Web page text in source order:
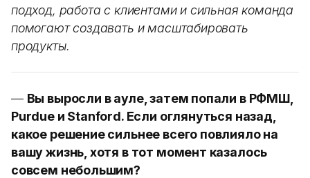
подход, работа с клиентами и сильная команда
помогают создавать и масштабировать
продукты.
— Вы выросли в ауле, затем попали в РФМШ,
Purdue и Stanford. Если оглянуться назад,
какое решение сильнее всего повлияло на
вашу жизнь, хотя в тот момент казалось
совсем небольшим?